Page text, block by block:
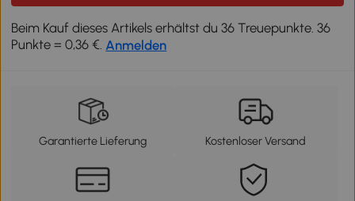
Beim Kauf dieses Artikels erhältst du 36 Treuepunkte. 36
Punkte = 0,36 €. Anmelden
Garantierte Lieferung Kostenloser Versand